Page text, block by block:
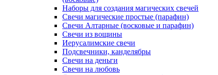
Наборы для создания магических свечей
Свечи магические простые (парафин)
Свечи Алтарные (восковые и парафин)
Свечи из вощины
Иерусалимские свечи
Подсвечники, канделябры
Свечи на деньги
Свечи на любовь